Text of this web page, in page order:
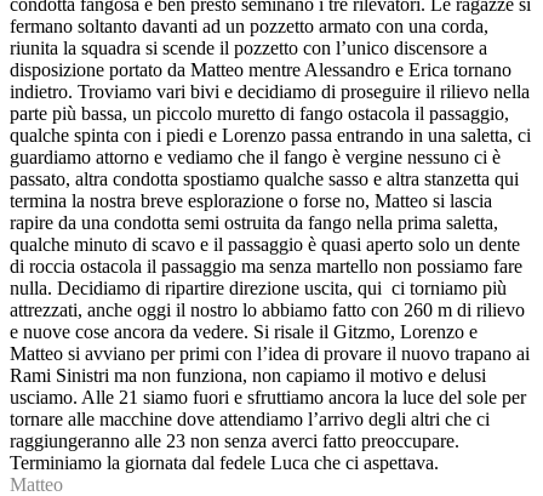
fermano soltanto davanti ad un pozzetto armato con una corda,
riunita la squadra si scende il pozzetto con l’unico discensore a
disposizione portato da Matteo mentre Alessandro e Erica tornano
indietro. Troviamo vari bivi e decidiamo di proseguire il rilievo nella
parte più bassa, un piccolo muretto di fango ostacola il passaggio,
qualche spinta con i piedi e Lorenzo passa entrando in una saletta, ci
guardiamo attorno e vediamo che il fango è vergine nessuno ci è
passato, altra condotta spostiamo qualche sasso e altra stanzetta qui
termina la nostra breve esplorazione o forse no, Matteo si lascia
rapire da una condotta semi ostruita da fango nella prima saletta,
qualche minuto di scavo e il passaggio è quasi aperto solo un dente
di roccia ostacola il passaggio ma senza martello non possiamo fare
nulla. Decidiamo di ripartire direzione uscita, qui ci torniamo più
attrezzati, anche oggi il nostro lo abbiamo fatto con 260 m di rilievo
e nuove cose ancora da vedere. Si risale il Gitzmo, Lorenzo e
Matteo si avviano per primi con l’idea di provare il nuovo trapano ai
Rami Sinistri ma non funziona, non capiamo il motivo e delusi
usciamo. Alle 21 siamo fuori e sfruttiamo ancora la luce del sole per
tornare alle macchine dove attendiamo l’arrivo degli altri che ci
raggiungeranno alle 23 non senza averci fatto preoccupare.
Terminiamo la giornata dal fedele Luca che ci aspettava.
Matteo